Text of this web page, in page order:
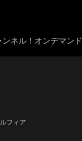
ンネル！オンデマンド
フィア